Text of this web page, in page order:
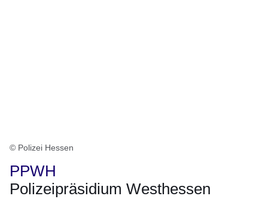
© Polizei Hessen
PPWH
Polizeipräsidium Westhessen